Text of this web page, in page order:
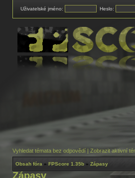
Uživatelské jméno: Heslo:
Vyhledat témata bez odpovědí | Zobrazit aktivní
Obsah fóra » FPScore 1.35b » Zápasy
Zápasy